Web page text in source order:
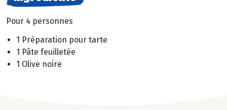
Pour 4 personnes
1 Préparation pour tarte
1 Pâte feuilletée
1 Olive noire